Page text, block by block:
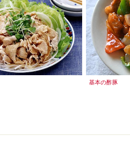
基本の酢豚